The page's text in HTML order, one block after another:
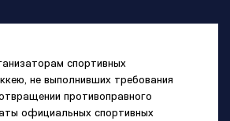
спортивных
не выполнивших требования
противоправного
официальных спортивных